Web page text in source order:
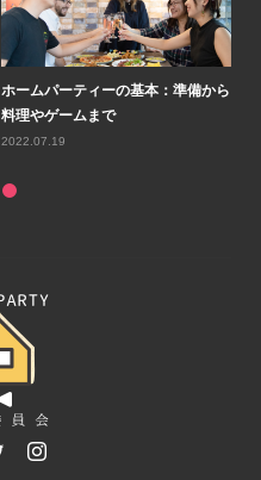
ホームパーティーの基本：準備から
料理やゲームまで
2022.07.19